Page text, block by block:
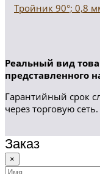
Тройник 90°; 0,8
Реальный вид
представленного
Гарантийный срок
через торговую сеть.
Заказ
×